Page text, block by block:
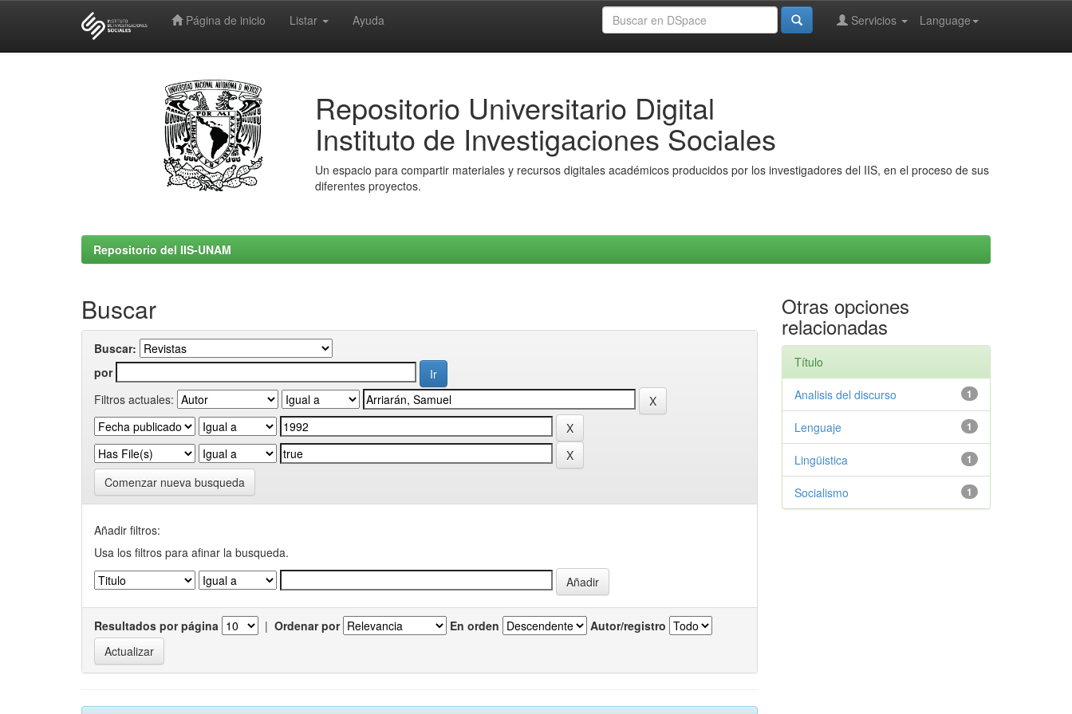
Página de inicio Listar Ayuda Language
Servicios
Repositorio Universitario Digital
Instituto de Investigaciones Sociales
Un espacio para compartir materiales y recursos digitales académicos producidos por los investigadores del IIS, en el proceso de sus
diferentes proyectos.
Repositorio del IIS-UNAM
Buscar
Buscar:
por
Filtros actuales:
Comenzar nueva busqueda
Añadir filtros:
Usa los filtros para afinar la busqueda.
Resultados por página | Ordenar por En orden Autor/registro
Otras opciones
relacionadas
Título
1
Analisis del discurso
1
Lenguaje
1
Lingüistica
1
Socialismo